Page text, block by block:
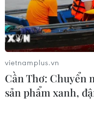
Khẩn trương phân
sau vụ sạt lở trên
Cai
07/08/2026 02:37
vietnamplus.vn
Cần Thơ: Chuyển
sản phẩm xanh,